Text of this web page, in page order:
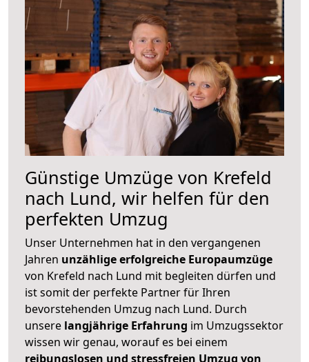
Günstige Umzüge von Krefeld
nach Lund, wir helfen für den
perfekten Umzug
Unser Unternehmen hat in den vergangenen
Jahren unzählige erfolgreiche Europaumzüge
von Krefeld nach Lund mit begleiten dürfen und
ist somit der perfekte Partner für Ihren
bevorstehenden Umzug nach Lund. Durch
unsere langjährige Erfahrung im Umzugssektor
wissen wir genau, worauf es bei einem
reibungslosen und stressfreien Umzug von